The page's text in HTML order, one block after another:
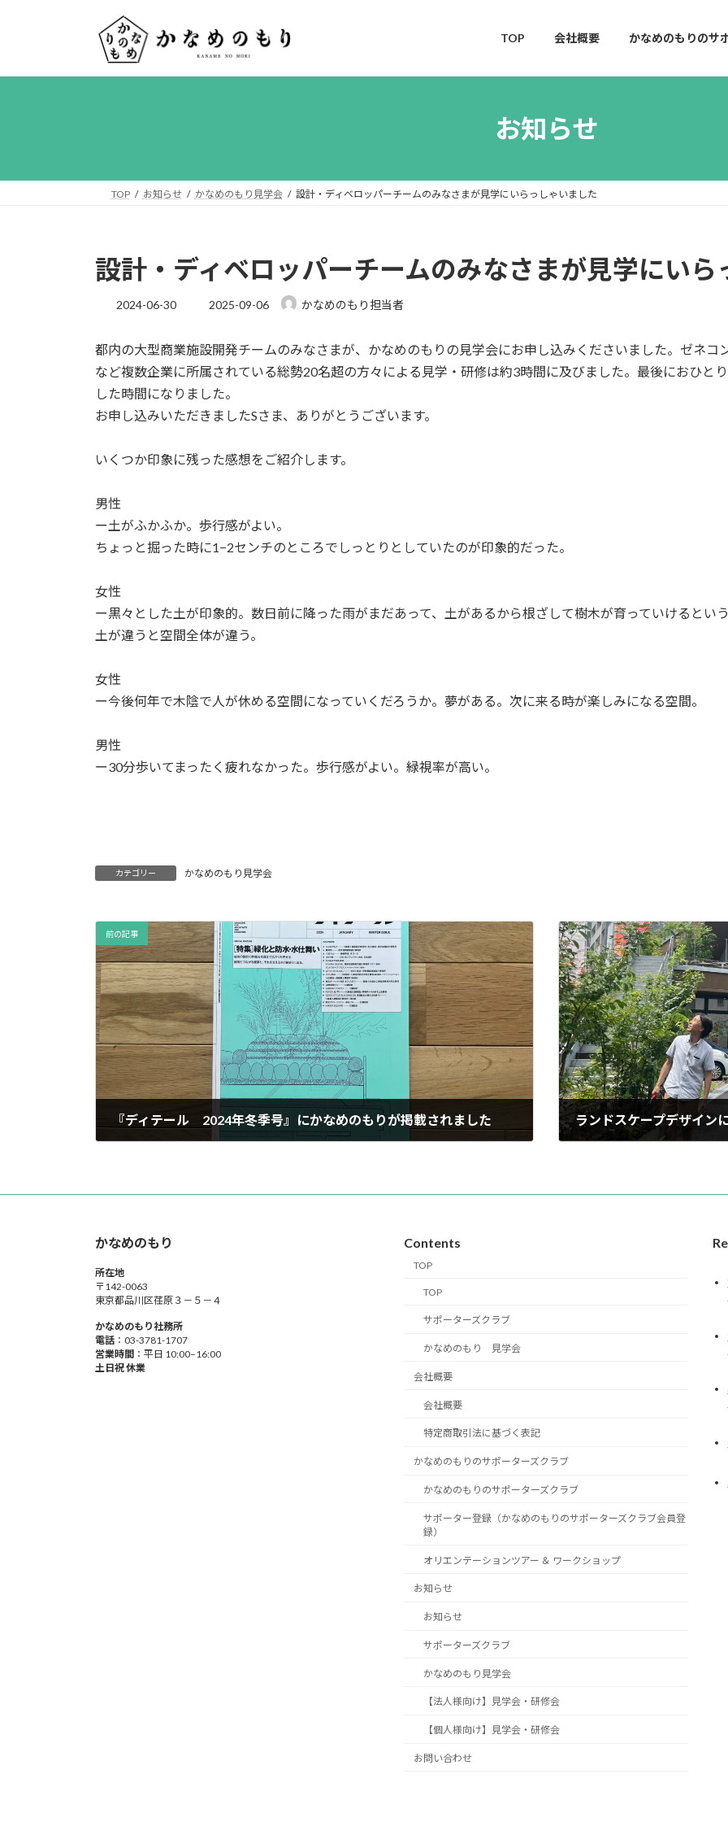
プ
動
TOP 会社概要 かなめのもりのサ
お知らせ
TOP お知らせ かなめのもり見学会 設計・ディベロッパーチームのみなさまが見学にいらっしゃいました
設計・ディベロッパーチームのみなさまが見学にいら
2024-06-30
最
新
日
:
2025-09-06 かなめのもり担当者
都内の大型商業施設開発チームのみなさまが、かなめのもりの見学会にお申し込みくださいました。ゼネコ
など複数企業に所属されている総勢20名超の方々による見学・研修は約3時間に及びました。最後におひと
した時間になりました。
お申し込みいただきましたSさま、ありがとうございます。
いくつか印象に残った感想をご紹介します。
男性
ー土がふかふか。歩行感がよい。
ちょっと掘った時に1−2センチのところでしっとりとしていたのが印象的だった。
女性
ー黒々とした土が印象的。数日前に降った雨がまだあって、土があるから根ざして樹木が育っていけるとい
土が違うと空間全体が違う。
女性
ー今後何年で木陰で人が休める空間になっていくだろうか。夢がある。次に来る時が楽しみになる空間。
男性
ー30分歩いてまったく疲れなかった。歩行感がよい。緑視率が高い。
カテゴリー かなめのもり見学会
前の記事
『ディテール 2024年冬季号』にかなめのもりが掲載されました ランドスケープデザイン
かなめのもり
所在地
〒142-0063
東京都品川区荏原３－５－４
かなめのもり社務所
電話 ：03-3781-1707
営業時間 ：平日 10:00–16:00
土日祝 休業
Contents
TOP
TOP
サポーターズクラブ
かなめのもり 見学会
会社概要
会社概要
特定商取引法に基づく表記
かなめのもりのサポーターズクラブ
かなめのもりのサポーターズクラブ
サポーター登録（かなめのもりのサポーターズクラブ会員登
録）
オリエンテーションツアー ＆ ワークショップ
お知らせ
お知らせ
サポーターズクラブ
かなめのもり見学会
【法人様向け】見学会・研修会
【個人様向け】見学会・研修会
お問い合わせ